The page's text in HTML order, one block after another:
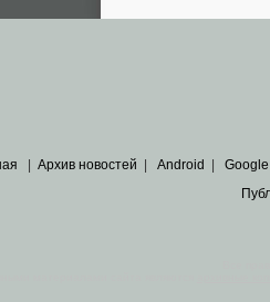
| Архив новостей | Android | Google